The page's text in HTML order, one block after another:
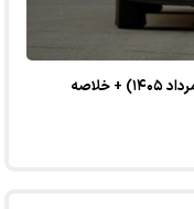
فیلم‌های سینمایی آخر هفته تلویزیون (۱۵ و ۱۶ مرداد ۱۴۰۵) + خلاصه